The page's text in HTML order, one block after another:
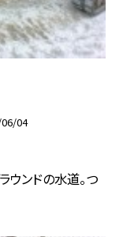
04
ウンドの水道。つ